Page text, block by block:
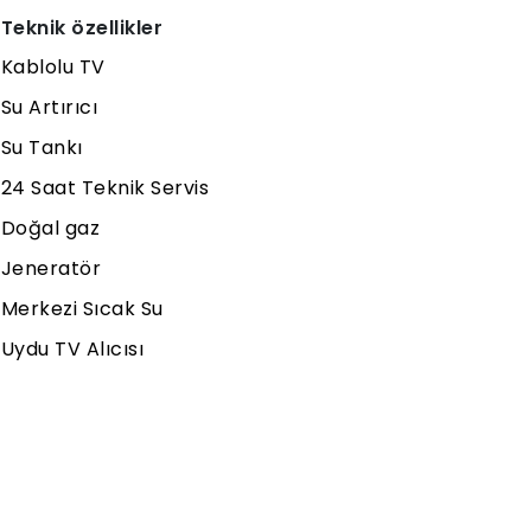
Teknik özellikler
Kablolu TV
Su Artırıcı
Su Tankı
24 Saat Teknik Servis
Doğal gaz
Jeneratör
Merkezi Sıcak Su
Uydu TV Alıcısı